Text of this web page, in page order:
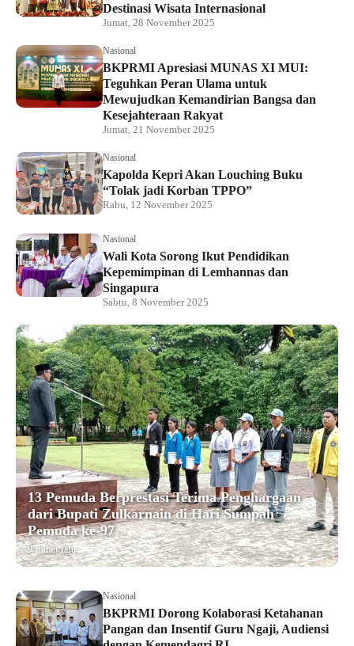
Destinasi Wisata Internasional
Jumat, 28 November 2025
Nasional
BKPRMI Apresiasi MUNAS XI MUI:
Teguhkan Peran Ulama untuk
Mewujudkan Kemandirian Bangsa dan
Kesejahteraan Rakyat
Jumat, 21 November 2025
Nasional
Kapolda Kepri Akan Louching Buku
“Tolak jadi Korban TPPO”
Rabu, 12 November 2025
Nasional
Wali Kota Sorong Ikut Pendidikan
Kepemimpinan di Lemhannas dan
Singapura
Sabtu, 8 November 2025
13 Pemuda Berprestasi Terima Penghargaan
dari Bupati Zulkarnain di Hari Sumpah
Pemuda ke-97
9 bulan lalu
Nasional
BKPRMI Dorong Kolaborasi Ketahanan
Pangan dan Insentif Guru Ngaji, Audiensi